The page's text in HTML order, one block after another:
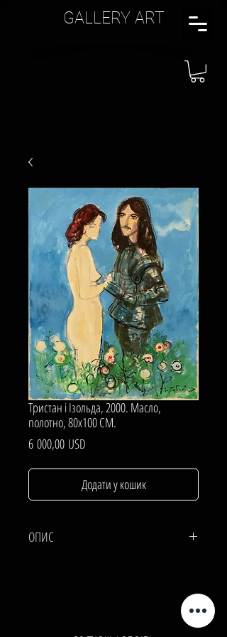
GALLERY ART
Тристан і Ізольда, 2000. Масло,
полотно, 80х100 СМ.
6 000,00 USD
Додати у кошик
ОПИС